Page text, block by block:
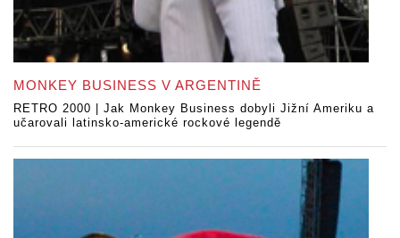
MONKEY BUSINESS V ARGENTINĚ
RETRO 2000 | Jak Monkey Business dobyli Jižní Ameriku a
učarovali latinsko-americké rockové legendě